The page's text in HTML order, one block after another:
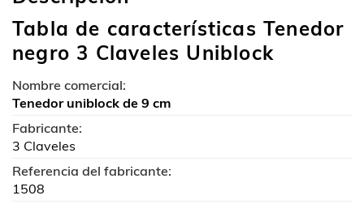
Tabla de características Tenedor
negro 3 Claveles Uniblock
Nombre comercial:
Tenedor uniblock de 9 cm
Fabricante:
3 Claveles
Referencia del fabricante:
1508